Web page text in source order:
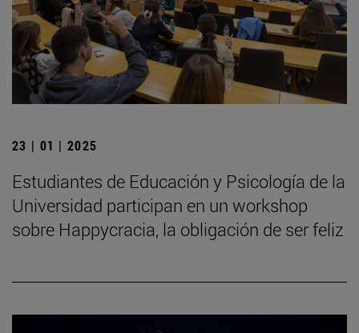
23 | 01 | 2025
Estudiantes de Educación y Psicología de la
Universidad participan en un workshop
sobre Happycracia, la obligación de ser feliz